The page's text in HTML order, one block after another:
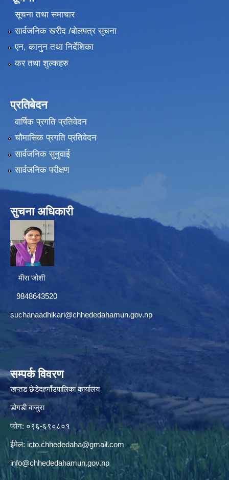
सूचना तथा समाचार
सार्वजनिक खरीद /बोलपत्र सूचना
एन, कानुन तथा निर्देशिका
कर तथा शुल्कहरु
प्रतिबेदन
वार्षिक प्रगति प्रतिवेदन
चौमासिक प्रगति प्रतिवेदन
सार्वजनिक सुनुवाई
सार्वजनिक परीक्षण
सुचना अधिकारी
मीरा जोशी
9848643520
suchanaadhikari@chhededahamun.gov.np
सम्पर्क विवरण
खप्तड छेडेदहगाँउपालिका कार्यालय
डोगडी बाजुरा
फोन: ०९६-६९०८०१
ईमेल: icto.chhededaha@gmail.com
info@chhededahamun.gov.np